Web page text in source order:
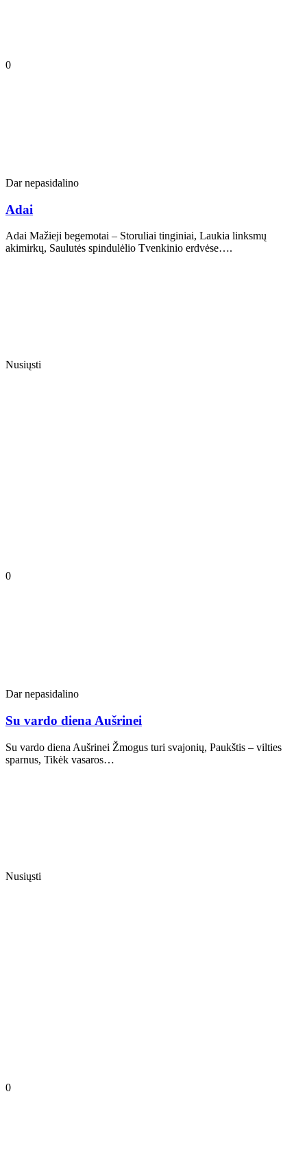
0
Dar nepasidalino
Adai
Adai Mažieji begemotai – Storuliai tinginiai, Laukia linksmų
akimirkų, Saulutės spindulėlio Tvenkinio erdvėse….
Nusiųsti
0
Dar nepasidalino
Su vardo diena Aušrinei
Su vardo diena Aušrinei Žmogus turi svajonių, Paukštis – vilties
sparnus, Tikėk vasaros…
Nusiųsti
0